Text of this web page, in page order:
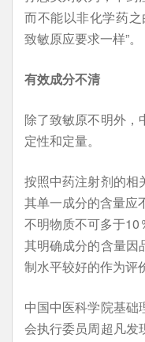
而不能以非化学药之
致敏原应要求一样”。
有效成分不清
除了致敏原不明外，
定性和定量。
按照中药注射剂的相
其单一成分的含量应
不明物质不可多于10
其明确成分的含量因
制水平较好的作为评
中国中医科学院基础
会执行委员周超凡发